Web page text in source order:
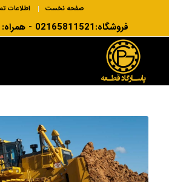
صفحه نخست اطلاعات
فروشگاه:02165811521 - همراه: 09124095240